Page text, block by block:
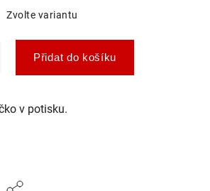
Zvolte variantu
Přidat do košíku
v potisku.